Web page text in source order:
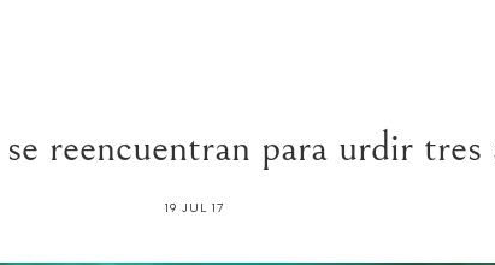
reencuentran para urdir tres
19 JUL 17